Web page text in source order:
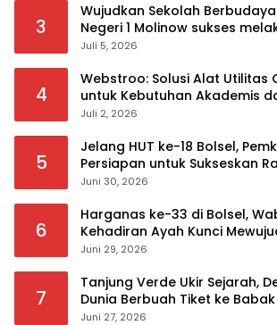
3
Wujudkan Sekolah Berbudaya
Negeri 1 Molinow sukses
serangkaian kegiatan
Juli 5, 2026
4
Webstroo: Solusi Alat Utilitas
untuk Kebutuhan Akademis
Juli 2, 2026
5
Jelang HUT ke-18 Bolsel,
Persiapan untuk Sukseskan
Peringatan
Juni 30, 2026
6
Harganas ke-33 di Bolsel,
Kehadiran Ayah Kunci
Berkualitas
Juni 29, 2026
7
Tanjung Verde Ukir Sejarah,
Dunia Berbuah Tiket ke
Juni 27, 2026